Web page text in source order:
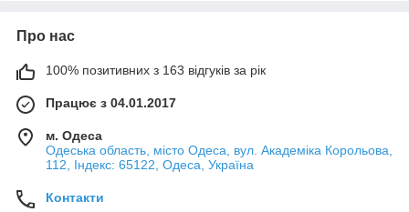
Про нас
100% позитивних з 163 відгуків за рік
Працює з 04.01.2017
м. Одеса
Одеська область, місто Одеса, вул. Академіка Корольова,
112, Індекс: 65122, Одеса, Україна
Контакти